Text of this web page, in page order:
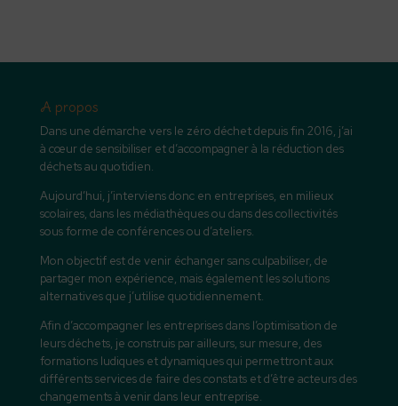
A propos
Dans une démarche vers le zéro déchet depuis fin 2016, j’ai
à cœur de sensibiliser et d’accompagner à la réduction des
déchets au quotidien.
Aujourd’hui, j’interviens donc en entreprises, en milieux
scolaires, dans les médiathèques ou dans des collectivités
sous forme de conférences ou d’ateliers.
Mon objectif est de venir échanger sans culpabiliser, de
partager mon expérience, mais également les solutions
alternatives que j’utilise quotidiennement.
Afin d’accompagner les entreprises dans l’optimisation de
leurs déchets, je construis par ailleurs, sur mesure, des
formations ludiques et dynamiques qui permettront aux
différents services de faire des constats et d’être acteurs des
changements à venir dans leur entreprise.